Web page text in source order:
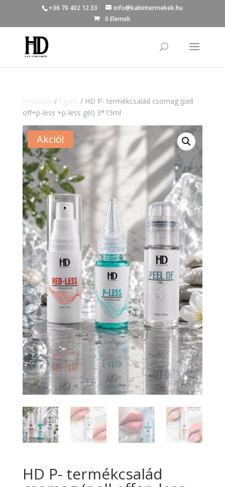
+36 70 402 12 33
info@kabintermekek.hu
0 Elemek
/
/ HD P- termékcsalád csomag (pell
off+p-less +p-less gél) 3*15ml
Akció!
HD P- termékcsalád